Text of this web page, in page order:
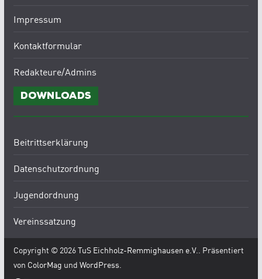
Impressum
Kontaktformular
Redakteure/Admins
Downloads
Beitrittserklärung
Datenschutzordnung
Jugendordnung
Vereinssatzung
Copyright © 2026TuS Eichholz-Remmighausen e.V.. Präsentiert
von ColorMag und WordPress.